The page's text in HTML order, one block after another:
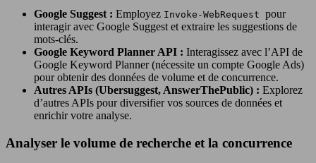
Google Suggest : Employez Invoke-WebRequest pour
interagir avec Google Suggest et extraire les suggestions de
mots-clés.
Google Keyword Planner API : Interagissez avec l’API de
Google Keyword Planner (nécessite un compte Google Ads)
pour obtenir des données de volume et de concurrence.
Autres APIs (Ubersuggest, AnswerThePublic) : Explorez
d’autres APIs pour diversifier vos sources de données et
enrichir votre analyse.
Analyser le volume de recherche et la concurrence